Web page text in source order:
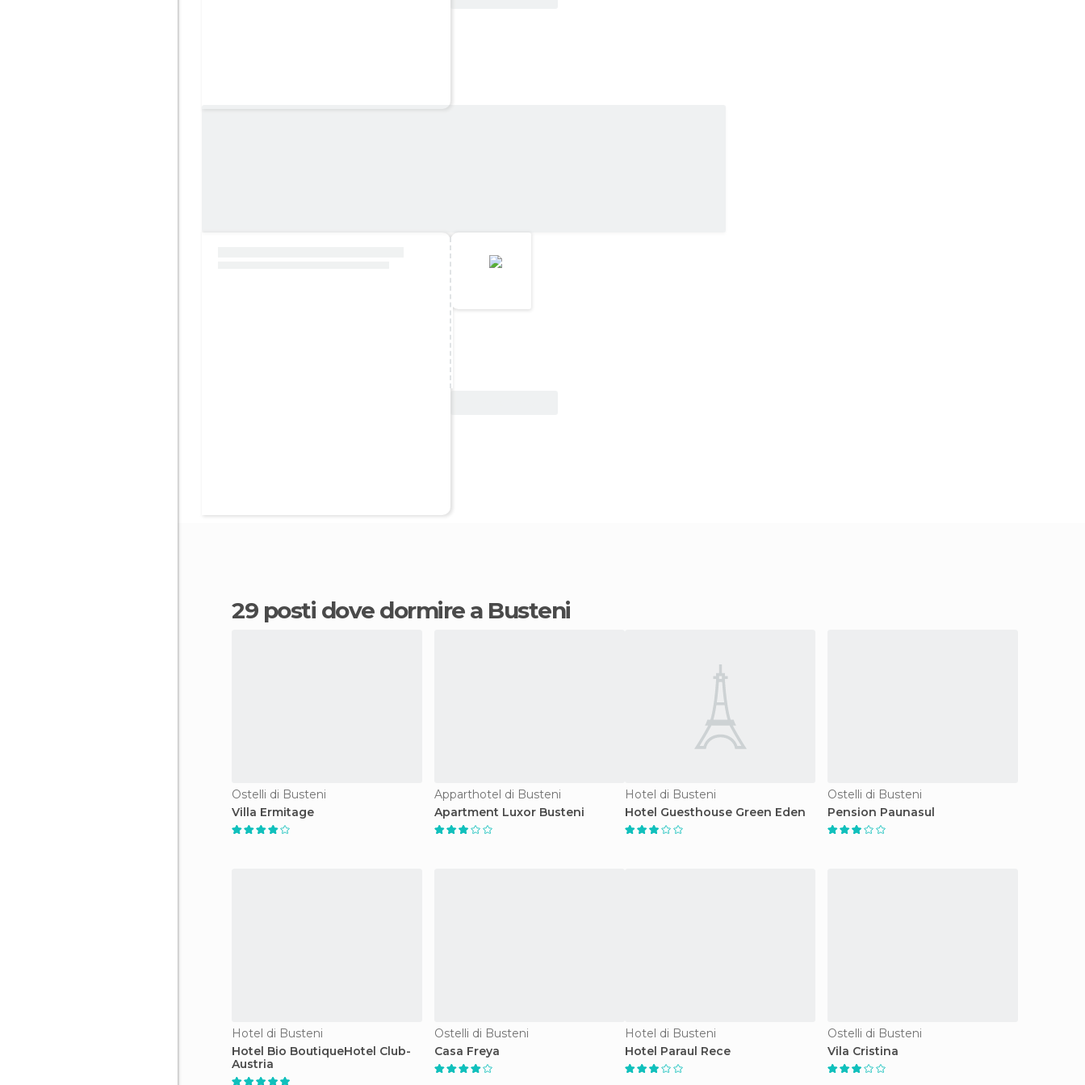
29 posti dove dormire a Busteni
Ostelli di Busteni
Villa Ermitage
Apparthotel di Busteni
Apartment Luxor Busteni
Hotel di Busteni
Hotel Guesthouse Green Eden
Ostelli di Busteni
Pension Paunasul
Hotel di Busteni
Hotel Bio BoutiqueHotel Club-
Austria
Ostelli di Busteni
Casa Freya
Hotel di Busteni
Hotel Paraul Rece
Ostelli di Busteni
Vila Cristina